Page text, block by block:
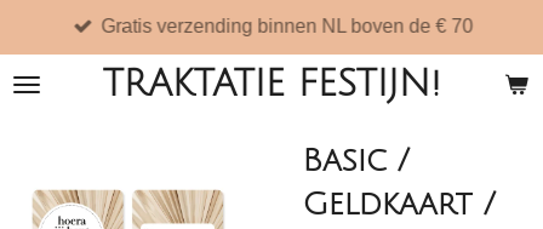
direct
naar
TRAKTATIE FESTIJN!
Gratis verzending binnen NL boven de € 70
Basic /
Geldkaart /